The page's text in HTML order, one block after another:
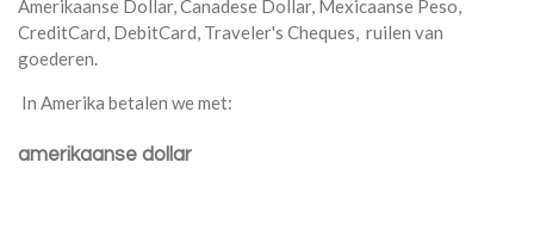
Amerikaanse Dollar, Canadese Dollar, Mexicaanse Peso,
CreditCard, DebitCard, Traveler's Cheques, ruilen van
goederen.
In Amerika betalen we met:
amerikaanse dollar